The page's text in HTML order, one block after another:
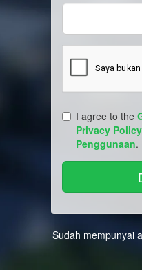
I agree to the
Privacy Policy
Penggunaan.
Sudah mempunyai